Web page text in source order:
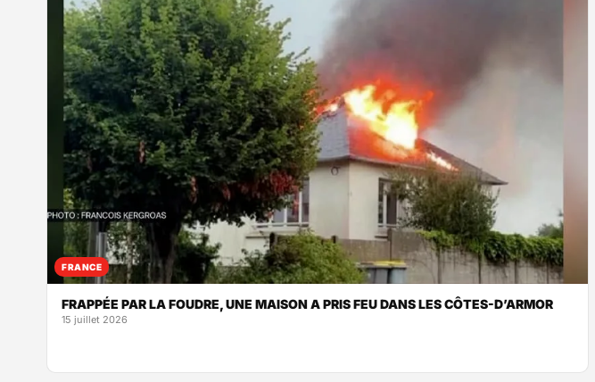
FRANCE
FRAPPÉE PAR LA FOUDRE, UNE MAISON A PRIS FEU DANS LES CÔTES-D’ARMOR
15 juillet 2026